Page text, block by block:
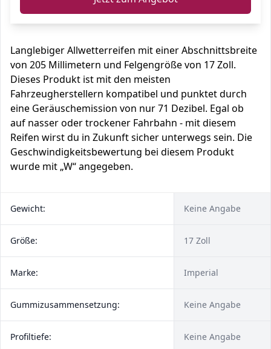
Langlebiger Allwetterreifen mit einer Abschnittsbreite
von 205 Millimetern und Felgengröße von 17 Zoll.
Dieses Produkt ist mit den meisten
Fahrzeugherstellern kompatibel und punktet durch
eine Geräuschemission von nur 71 Dezibel. Egal ob
auf nasser oder trockener Fahrbahn - mit diesem
Reifen wirst du in Zukunft sicher unterwegs sein. Die
Geschwindigkeitsbewertung bei diesem Produkt
wurde mit „W“ angegeben.
Gewicht: Keine Angabe
Größe: 17 Zoll
Marke: Imperial
Gummizusammensetzung: Keine Angabe
Profiltiefe: Keine Angabe